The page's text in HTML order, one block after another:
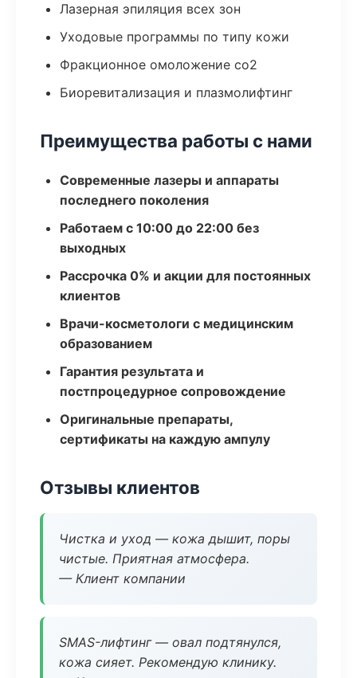
Лазерная эпиляция всех зон
Уходовые программы по типу кожи
Фракционное омоложение co2
Биоревитализация и плазмолифтинг
Преимущества работы с нами
Современные лазеры и аппараты
последнего поколения
Работаем с 10:00 до 22:00 без
выходных
Рассрочка 0% и акции для постоянных
клиентов
Врачи-косметологи с медицинским
образованием
Гарантия результата и
постпроцедурное сопровождение
Оригинальные препараты,
сертификаты на каждую ампулу
Отзывы клиентов
Чистка и уход — кожа дышит, поры
чистые. Приятная атмосфера.
— Клиент компании
SMAS-лифтинг — овал подтянулся,
кожа сияет. Рекомендую клинику.